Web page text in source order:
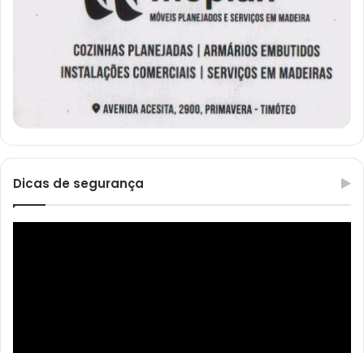
Dicas de segurança